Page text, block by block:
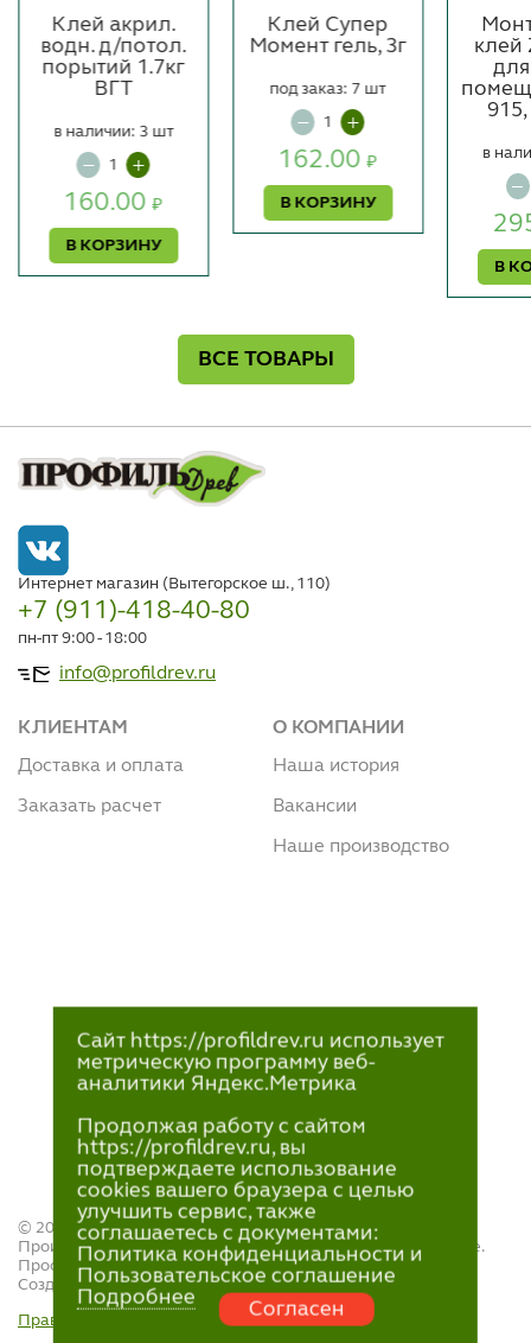
Клей акрил.
водн. д/потол.
порытий 1.7кг
ВГТ
160.00₽
В КОРЗИНУ
в наличии: 3 шт
Клей Супер
Момент гель, 3г
162.00₽
В КОРЗИНУ
под заказ: 7 шт
клей
В
в
ВСЕ ТОВАРЫ
Интернет магазин (Вытегорское ш., 110)
+7 (911)-418-40-80
пн-пт 9:00 - 18:00
info@profildrev.ru
КЛИЕНТАМ
Доставка и оплата
Заказать расчет
О КОМПАНИИ
Наша история
Вакансии
Наше производство
© 2021—2023
Производство и продажа пиломатериалов в Петрозаводске.
ПрофильДрев.
Создание и поддержка сайта — «Артлекс»
Правила обработки персональных данных
Сайт https://profildrev.ru использует
метрическую программу веб-
аналитики Яндекс.Метрика
Продолжая работу с сайтом
https://profildrev.ru, вы
подтверждаете использование
cookies вашего браузера с целью
улучшить сервис, также
соглашаетесь с документами:
Политика конфиденциальности и
Пользовательское соглашение
Подробнее
Согласен